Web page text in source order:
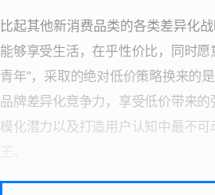
比起其他新消费品类的各类差异化
能够享受生活，在乎性价比，同时愿
青年”， 采取的绝对低价策略换来的
品牌差异化竞争力，享受低价带来
模化潜力以及打造用户认知中最不可
王。